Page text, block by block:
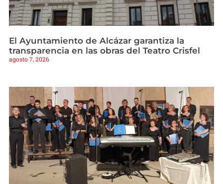
El Ayuntamiento de Alcázar garantiza la
transparencia en las obras del Teatro Crisfel
agosto 7, 2026